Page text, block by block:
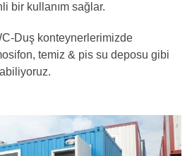
bir kullanım sağlar.
Duş konteynerlerimizde
temiz & pis su deposu gibi